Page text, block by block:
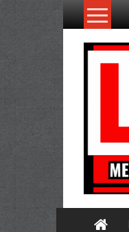
Lompat